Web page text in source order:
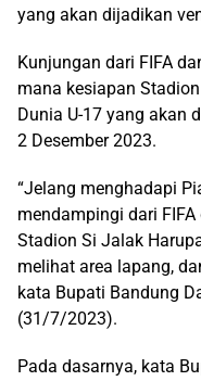
yang akan dijadikan
Kunjungan dari FIFA
mana kesiapan
Dunia U-17 yang akan
2 Desember 2023.
“Jelang menghadapi
mendampingi dari
Stadion Si Jalak
melihat area lapang,
kata Bupati Bandung
(31/7/2023).
Pada dasarnya, kata